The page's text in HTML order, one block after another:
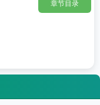
章节目录